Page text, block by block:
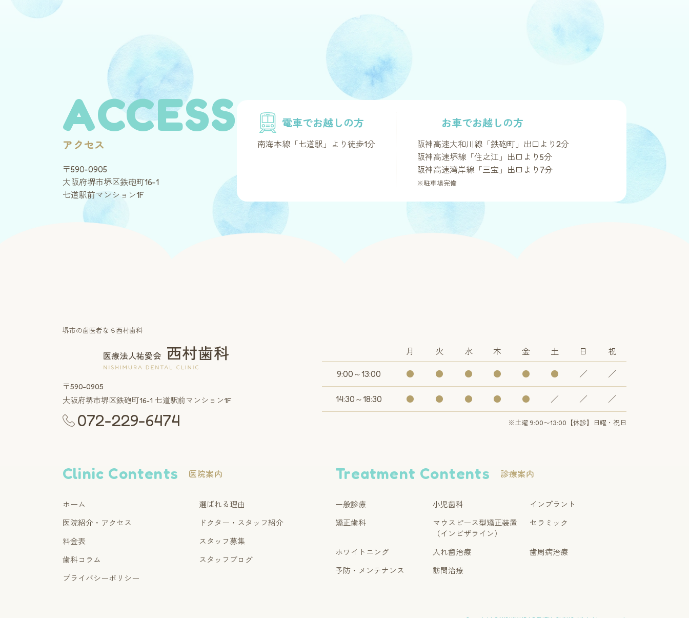
ACCESS
アクセス
〒590-0905
大阪府堺市堺区鉄砲町16-1
七道駅前マンション1F
電車でお越しの方
南海本線「七道駅」より徒歩1分
お車でお越しの方
阪神高速大和川線「鉄砲町」出口より2分
阪神高速堺線「住之江」出口より5分
阪神高速湾岸線「三宝」出口より7分
※駐車場完備
堺市の歯医者なら西村歯科
〒590-0905
大阪府堺市堺区鉄砲町16-1 七道駅前マンション1F
072-229-6474
月 火 水 木 金 土 日 祝
9:00～13:00 ● ● ● ● ● ● ／ ／
14:30～18:30 ● ● ● ● ● ／ ／ ／
※土曜 9:00〜13:00【休診】日曜・祝日
Clinic Contents 医院案内
ホーム
選ばれる理由
医院紹介・アクセス
ドクター・スタッフ紹介
料金表
スタッフ募集
歯科コラム
スタッフブログ
プライバシーポリシー
Treatment Contents 診療案内
一般診療 小児歯科
インプラント
矯正歯科
マウスピース型矯正装置
（インビザライン）
セラミック
ホワイトニング 入れ歯治療
歯周病治療
予防・メンテナンス
訪問治療